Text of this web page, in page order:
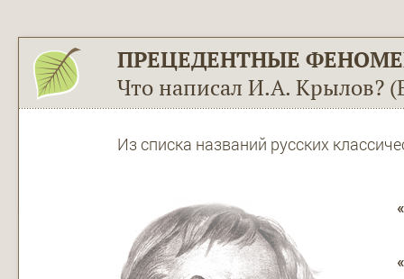
ПРЕЦЕДЕНТНЫЕ
Что написал И.А. Крылов?
Из списка названий русских